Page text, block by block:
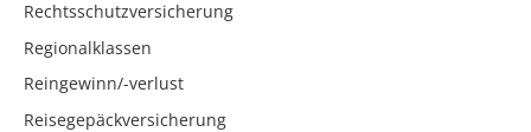
Rechtsschutzversicherung
Regionalklassen
Reingewinn/-verlust
Reisegepäckversicherung